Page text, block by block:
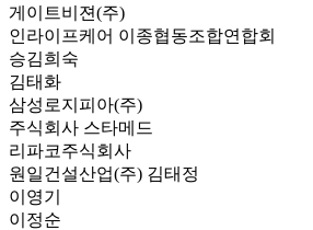
게이트비젼(주)
인라이프케어 이종협동조합연합회
승김희숙
김태화
삼성로지피아(주)
주식회사 스타메드
리파코주식회사
원일건설산업(주) 김태정
이영기
이정순